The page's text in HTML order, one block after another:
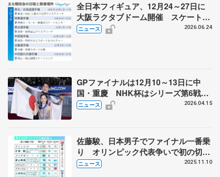
全日本フィギュア、12月24～27日に
大阪ラクタブドーム開催 スケート連
盟の新シーズン日程
ニュース 2026.06.24
GPファイナルは12月10～13日に中
国・重慶 NHK杯はシリーズ第6戦、
11月27～29日に東京 2026～27年シ
ニュース 2026.04.15
佐藤駿、日本男子でファイナル一番乗
り オリンピック代表争いで初の切符
へ前進
ニュース 2025.11.10